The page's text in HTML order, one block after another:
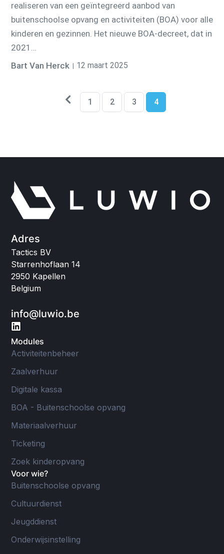
realiseren van een geïntegreerd aanbod van
buitenschoolse opvang en activiteiten (BOA) voor alle
kinderen en gezinnen. Het nieuwe BOA-decreet, dat in
2021…
Bart Van Herck
12 maart 2025
1 2 3 4
Adres
Tactics BV
Starrenhoflaan 14
2950 Kapellen
Belgium
info@luwio.be
Modules
Activiteitenbeheer
Zaalverhuur
Digitale kassa
BOA - Buitenschoolse opvang
Materiaalverhuur
Ticketing
Zoek kinderopvang
Voor wie?
Buitenschoolse opvang
Cultuurdienst
Jeugddienst
Onderwijsinstelling